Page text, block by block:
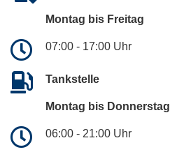
Montag bis Freitag
07:00 - 17:00 Uhr
Tankstelle
Montag bis Donnerstag
06:00 - 21:00 Uhr